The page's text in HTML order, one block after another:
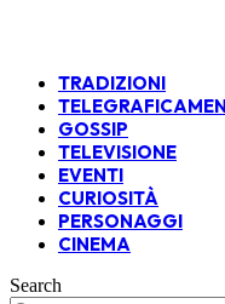
TRADIZIONI
GOSSIP
TELEVISIONE
EVENTI
CURIOSITÀ
PERSONAGGI
CINEMA
Search